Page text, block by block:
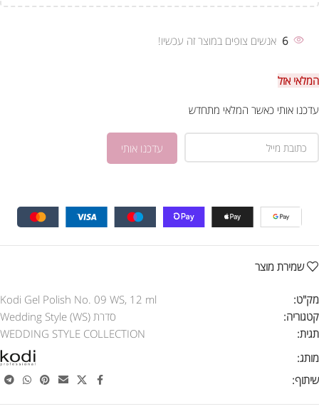
6 אנשים צופים במוצר זה עכשיו!
המלאי אזל
עדכנו אותי כאשר המלאי מתחדש
שמירת מוצר
מק"ט:
Kodi Gel Polish No. 09 WS, 12 ml
קטגוריה:
סדרת Wedding Style (WS)
תגית:
WEDDING STYLE COLLECTION
מותג:
שיתוף: